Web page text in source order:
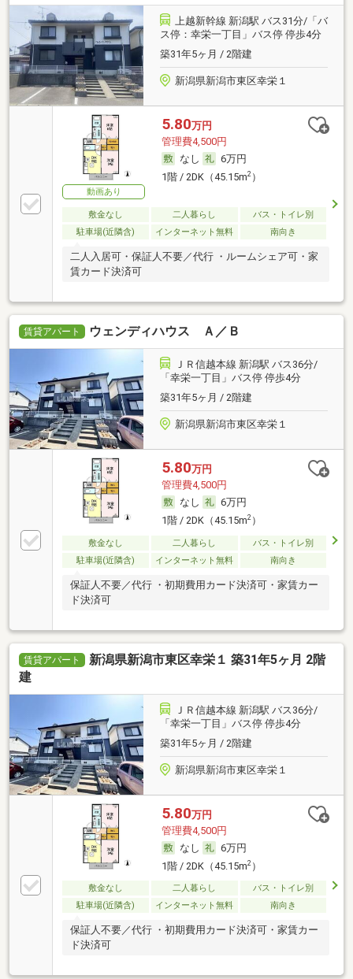
上越新幹線 新潟駅 バス31分/「バ
ス停：幸栄一丁目」バス停 停歩4分
築31年5ヶ月 / 2階建
新潟県新潟市東区幸栄１
動画あり
5.80万円
管理費4,500円
なし
6万円
1階 / 2DK（45.15m2）
敷金なし 二人暮らし
バス・トイレ別
駐車場(近隣含)
インターネット無料 南向き
二人入居可・保証人不要／代行 ・ルームシェア可・家
賃カード決済可
賃貸アパート ウェンディハウス Ａ／Ｂ
ＪＲ信越本線 新潟駅 バス36分/
「幸栄一丁目」バス停 停歩4分
築31年5ヶ月 / 2階建
新潟県新潟市東区幸栄１
5.80万円
管理費4,500円
なし
6万円
1階 / 2DK（45.15m2）
敷金なし 二人暮らし
バス・トイレ別
駐車場(近隣含)
インターネット無料 南向き
保証人不要／代行 ・初期費用カード決済可・家賃カー
ド決済可
賃貸アパート
新潟県新潟市東区幸栄１ 築31年5ヶ月 2階
建
ＪＲ信越本線 新潟駅 バス36分/
「幸栄一丁目」バス停 停歩4分
築31年5ヶ月 / 2階建
新潟県新潟市東区幸栄１
5.80万円
管理費4,500円
なし
6万円
1階 / 2DK（45.15m2）
敷金なし 二人暮らし
バス・トイレ別
駐車場(近隣含)
インターネット無料 南向き
保証人不要／代行 ・初期費用カード決済可・家賃カー
ド決済可